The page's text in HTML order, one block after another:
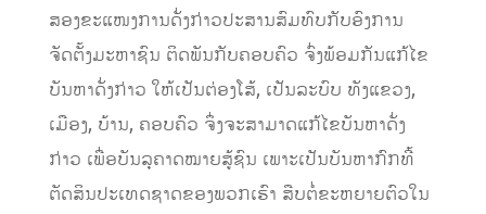
ສອງຂະແໜງການດັ່ງກ່າວປະສານສົມທົບກັບອົງການ
ຈັດຕັ້ງມະຫາຊົນ ຕິດພັນກັບຄອບຄົວ ຈົ່ງພ້ອມກັນແກ້ໄຂ
ບັນຫາດັ່ງກ່າວ ໃຫ້ເປັນຕ່ອງໂສ້, ເປັນລະບົບ ທັງແຂວງ,
ເມືອງ, ບ້ານ, ຄອບຄົວ ຈຶ່ງຈະສາມາດແກ້ໄຂບັນຫາດັ່ງ
ກ່າວ ເພື່ອບັນລຸຄາດໝາຍສູ້ຊົນ ເພາະເປັນບັນຫາກົກທີ່້
ຕັດສິນປະເທດຊາດຂອງພວກເຮົາ ສືບຕໍ່ຂະຫຍາຍຕົວໃນ